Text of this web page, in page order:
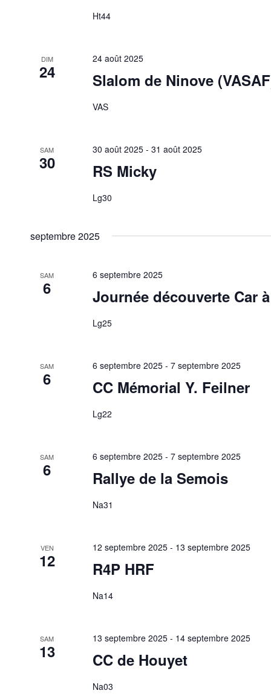
Ht44
DIM
24
24 août 2025
Slalom de Ninove
VAS
SAM
30
30 août 2025 -31 août 2025
RS Micky
Lg30
septembre 2025
SAM
6
6 septembre 2025
Journée découverte Car
Lg25
SAM
6
6 septembre 2025 -7 septembre 2025
CC Mémorial Y. Feilner
Lg22
SAM
6
6 septembre 2025 -7 septembre 2025
Rallye de la Semois
Na31
VEN
12
12 septembre 2025 - 13 septembre 2025
R4P HRF
Na14
SAM
13
13 septembre 2025 - 14 septembre 2025
CC de Houyet
Na03